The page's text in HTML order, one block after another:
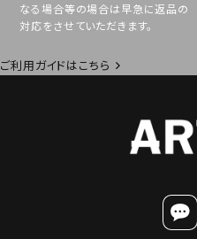
なる場合等の場合は早急に返品の
対応をさせていただきます。
ご利用ガイドはこちら